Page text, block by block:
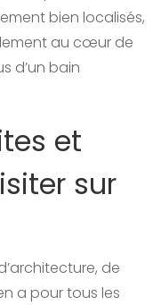
bien localisés,
au cœur de
d’un bain
et
sur
de
a pour tous les